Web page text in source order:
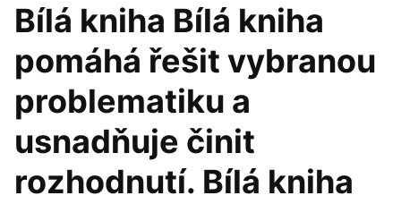
Bílá kniha Bílá kniha
pomáhá řešit vybranou
problematiku a
usnadňuje činit
rozhodnutí. Bílá kniha